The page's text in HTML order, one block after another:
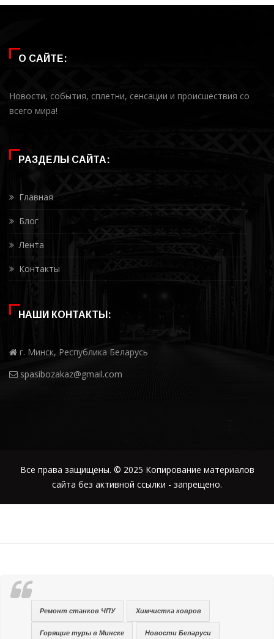
О САЙТЕ:
Новости, события, сплетни, сенсации и происшествия со
всего мира!
РАЗДЕЛЫ САЙТА:
Главная
Блог
Лента
Контакты
НАШИ КОНТАКТЫ:
г. Минск, Республика Беларусь
spasibozakaz@gmail.com
Все права защищены. © 2025 Копирование материалов
сайта без активной ссылки - запрещено.
Ремонт станков ЧПУ Химчистка ковров
Горящие туры в Минске Новости Беларуси